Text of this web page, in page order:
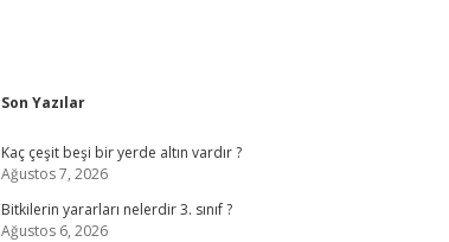
Sidebar
Son Yazılar
Kaç çeşit beşi bir yerde altın vardır ?
Ağustos 7, 2026
Bitkilerin yararları nelerdir 3. sınıf ?
Ağustos 6, 2026